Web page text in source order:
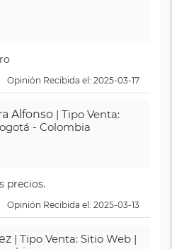
Opinión Recibida el: 2025-03-17
Alfonso | Tipo Venta:
- Colombia
precios.
Opinión Recibida el: 2025-03-13
| Tipo Venta: Sitio Web |